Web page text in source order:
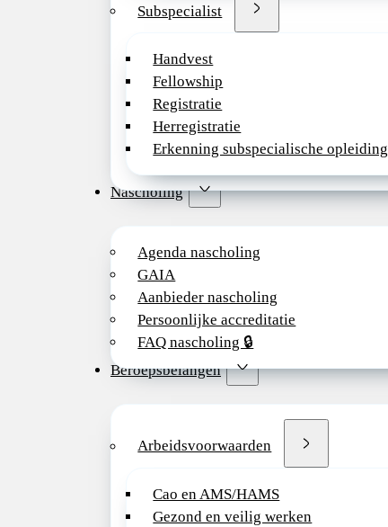
Subspecialist
Handvest
Fellowship
Registratie
Herregistratie
Erkenning subspecialische opleiding
Nascholing
Agenda nascholing
GAIA
Aanbieder nascholing
Persoonlijke accreditatie
FAQ nascholing 🔒
Beroepsbelangen
Arbeidsvoorwaarden
Cao en AMS/HAMS
Gezond en veilig werken